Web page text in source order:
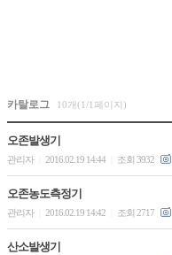
카탈로그 10개(1/1페이지)
오존발생기
관리자 2016.02.19 14:44 조회 3932
오존농도측정기
관리자 2016.02.19 14:42 조회 2717
산소발생기